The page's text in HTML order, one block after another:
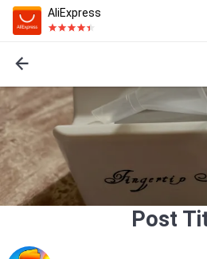
AliExpress
Post